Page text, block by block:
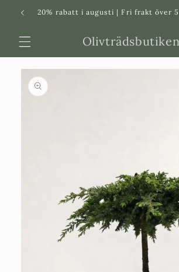
Svenska Dansk
20% rabatt i augusti | Fri frakt över
Olivträdsbutiken
vidare till